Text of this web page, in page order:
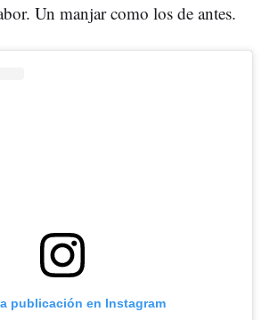
Un manjar como los de antes.
publicación en Instagram